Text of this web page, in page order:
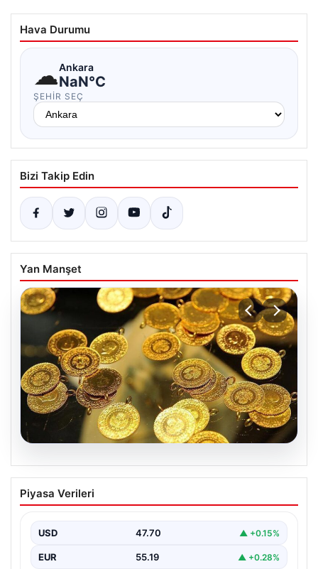
Hava Durumu
☁Ankara
NaN°C
ŞEHIR SEÇ
Bizi Takip Edin
Yan Manşet
06.08.2026
Altın fiyatları canlı 7 Nisan 2026: Altın
fiyatları bugün ne kadar oldu?
Piyasa Verileri
USD 47.70 ▲ +0.15%
EUR 55.19 ▲ +0.28%